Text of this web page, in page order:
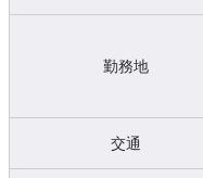
勤務地
交通